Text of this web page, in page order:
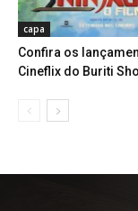
capa
Confira os
Cineflix do Buriti